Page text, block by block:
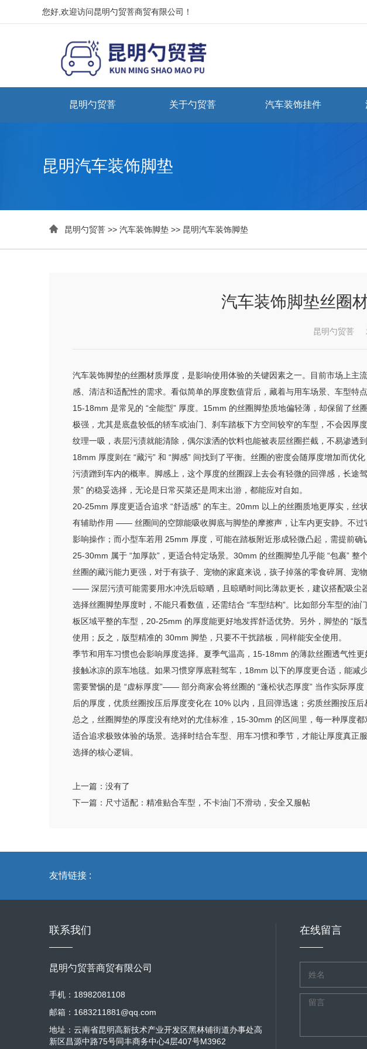
您好,欢迎访问昆明勺贸菩商贸有限公司！
昆明勺贸菩 关于勺贸菩 汽车装饰挂件
昆明汽车装饰脚垫
 昆明勺贸菩 >> 汽车装饰脚垫 >> 昆明汽车装饰脚垫
汽车装饰脚垫丝圈
昆明勺贸菩
汽车装饰脚垫的丝圈材质厚度，是影响使用体验的关键因素之一。目前市场上
感、清洁和适配性的需求。看似简单的厚度数值背后，藏着与用车场景、车型特点
15-18mm 是常见的 “全能型” 厚度。15mm 的丝圈脚垫质地偏轻薄，却保留了
极强，尤其是底盘较低的轿车或油门、刹车踏板下方空间较窄的车型，不会因
纹理一吸，表层污渍就能清除，偶尔泼洒的饮料也能被表层丝圈拦截，不易渗透到
18mm 厚度则在 “藏污” 和 “脚感” 间找到了平衡。丝圈的密度会随厚度增加而
污渍蹭到车内的概率。脚感上，这个厚度的丝圈踩上去会有轻微的回弹感，长途
景” 的稳妥选择，无论是日常买菜还是周末出游，都能应对自如。
20-25mm 厚度更适合追求 “舒适感” 的车主。20mm 以上的丝圈质地更厚实，
有辅助作用 —— 丝圈间的空隙能吸收脚底与脚垫的摩擦声，让车内更安静。不
影响操作；而小型车若用 25mm 厚度，可能在踏板附近形成轻微凸起，需提前确
25-30mm 属于 “加厚款”，更适合特定场景。30mm 的丝圈脚垫几乎能 “包裹”
丝圈的藏污能力更强，对于有孩子、宠物的家庭来说，孩子掉落的零食碎屑、
—— 深层污渍可能需要用水冲洗后晾晒，且晾晒时间比薄款更长，建议搭配吸尘
选择丝圈脚垫厚度时，不能只看数值，还需结合 “车型结构”。比如部分车型的
板区域平整的车型，20-25mm 的厚度能更好地发挥舒适优势。另外，脚垫的 “
使用；反之，版型精准的 30mm 脚垫，只要不干扰踏板，同样能安全使用。
季节和用车习惯也会影响厚度选择。夏季气温高，15-18mm 的薄款丝圈透气性
接触冰凉的原车地毯。如果习惯穿厚底鞋驾车，18mm 以下的厚度更合适，能减
需要警惕的是 “虚标厚度”—— 部分商家会将丝圈的 “蓬松状态厚度” 当作实际厚
后的厚度，优质丝圈按压后厚度变化在 10% 以内，且回弹迅速；劣质丝圈按压后
总之，丝圈脚垫的厚度没有绝对的尤佳标准，15-30mm 的区间里，每一种厚度
适合追求极致体验的场景。选择时结合车型、用车习惯和季节，才能让厚度真
选择的核心逻辑。
上一篇： 没有了
下一篇： 尺寸适配：精准贴合车型，不卡油门不滑动，安全又服帖
友情链接 :
联系我们
昆明勺贸菩商贸有限公司
手机：18982081108
邮箱：1683211881@qq.com
地址：云南省昆明高新技术产业开发区黑林铺街道办事处高
新区昌源中路75号同丰商务中心4层407号M3962
在线留言